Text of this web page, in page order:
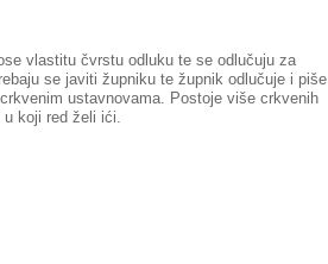
vlastitu čvrstu odluku te se odlučuju za
se javiti župniku te župnik odlučuje i piše
ustavnovama. Postoje više crkvenih
u koji red želi ići.